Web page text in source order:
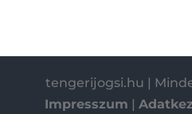
tengerijogsi.hu |
Impresszum |